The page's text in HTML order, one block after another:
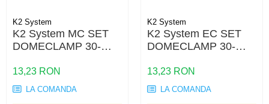
K2 System
K2 System MC SET
DOMECLAMP 30-
UNIVERSAL
13,23 RON
LA COMANDA
K2 System
K2 System EC SET
DOMECLAMP 30-
UNIVERSAL
13,23 RON
LA COMANDA